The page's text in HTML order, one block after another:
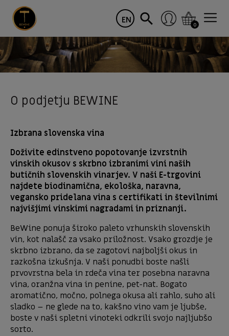
EN 0
O podjetju BEWINE
Izbrana slovenska vina
Doživite edinstveno popotovanje izvrstnih
vinskih okusov s skrbno izbranimi vini naših
butičnih slovenskih vinarjev. V naši E-trgovini
najdete biodinamična, ekološka, ​​naravna,
vegansko pridelana vina s certifikati in številnimi
najvišjimi vinskimi nagradami in priznanji.
BeWine ponuja široko paleto vrhunskih slovenskih
vin, kot nalašč za vsako priložnost. Vsako grozdje je
skrbno izbrano, da se zagotovi najboljši okus in
razkošna izkušnja. V naši ponudbi boste našli
prvovrstna bela in rdeča vina ter posebna naravna
vina, oranžna vina in penine, pet-nat. Bogato
aromatično, močno, polnega okusa ali rahlo, suho ali
sladko – ne glede na to, kakšno vino vam je ljubše,
boste v naši spletni vinoteki odkrili svojo najljubšo
sorto.